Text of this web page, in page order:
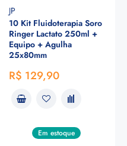
JP
10 Kit Fluidoterapia Soro
Ringer Lactato 250ml +
Equipo + Agulha
25x80mm
R$ 129,90
Em estoque